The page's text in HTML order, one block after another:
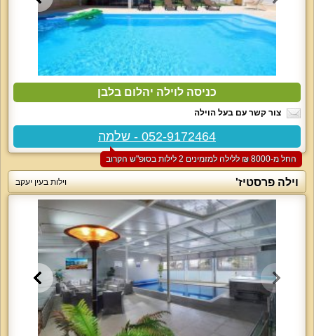
כניסה לוילה יהלום בלבן
צור קשר עם בעל הוילה
052-9172464 - שלמה
החל מ-‏8000 ₪ ללילה למזמינים 2 לילות בסופ"ש הקרוב
וילה פרסטיז' וילות בעין יעקב